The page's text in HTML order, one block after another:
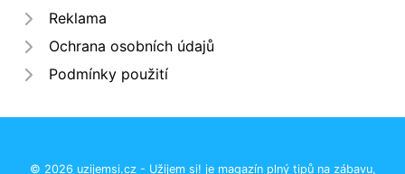
Reklama
Ochrana osobních údajů
Podmínky použití
© 2026 uzijemsi.cz - Užijem si! je magazín plný tipů na zábavu,